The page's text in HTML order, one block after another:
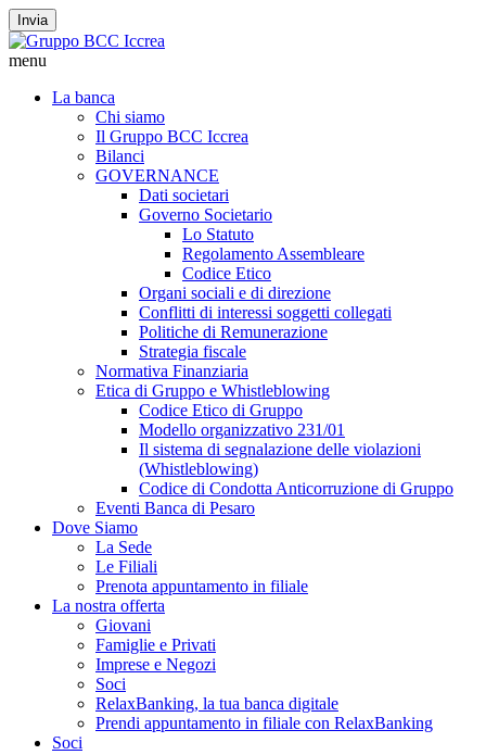
Invia
menu
La banca
Chi siamo
Il Gruppo BCC Iccrea
Bilanci
GOVERNANCE
Dati societari
Governo Societario
Lo Statuto
Regolamento Assembleare
Codice Etico
Organi sociali e di direzione
Conflitti di interessi soggetti collegati
Politiche di Remunerazione
Strategia fiscale
Normativa Finanziaria
Etica di Gruppo e Whistleblowing
Codice Etico di Gruppo
Modello organizzativo 231/01
Il sistema di segnalazione delle violazioni
(Whistleblowing)
Codice di Condotta Anticorruzione di Gruppo
Eventi Banca di Pesaro
Dove Siamo
La Sede
Le Filiali
Prenota appuntamento in filiale
La nostra offerta
Giovani
Famiglie e Privati
Imprese e Negozi
Soci
RelaxBanking, la tua banca digitale
Prendi appuntamento in filiale con RelaxBanking
Soci